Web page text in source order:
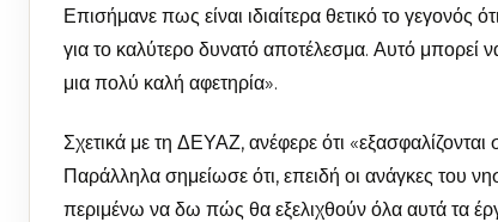
Επισήμανε πως είναι ιδιαίτερα θετικό το
για το καλύτερο δυνατό αποτέλεσμα. Αυτό μπορεί
μια πολύ καλή αφετηρία».
Σχετικά με τη ΔΕΥΑΖ, ανέφερε ότι
Παράλληλα σημείωσε ότι, επειδή οι ανάγκες του
περιμένω να δω πώς θα εξελιχθούν όλα αυτά τα